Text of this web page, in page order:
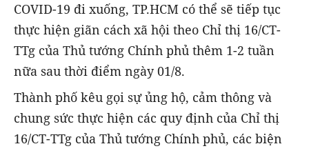
COVID-19 đi xuống, TP.HCM có thể sẽ tiếp tục
thực hiện giãn cách xã hội theo Chỉ thị 16/CT-
TTg của Thủ tướng Chính phủ thêm 1-2 tuần
nữa sau thời điểm ngày 01/8.
Thành phố kêu gọi sự ủng hộ, cảm thông và
chung sức thực hiện các quy định của Chỉ thị
16/CT-TTg của Thủ tướng Chính phủ, các biện